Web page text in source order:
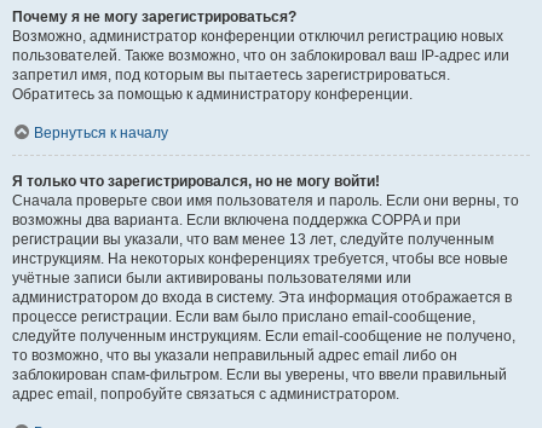
Почему я не могу зарегистрироваться?
Возможно, администратор конференции отключил регистрацию новых
пользователей. Также возможно, что он заблокировал ваш IP-адрес или
запретил имя, под которым вы пытаетесь зарегистрироваться.
Обратитесь за помощью к администратору конференции.
Вернуться к началу
Я только что зарегистрировался, но не могу войти!
Сначала проверьте свои имя пользователя и пароль. Если они верны, то
возможны два варианта. Если включена поддержка COPPA и при
регистрации вы указали, что вам менее 13 лет, следуйте полученным
инструкциям. На некоторых конференциях требуется, чтобы все новые
учётные записи были активированы пользователями или
администратором до входа в систему. Эта информация отображается в
процессе регистрации. Если вам было прислано email-сообщение,
следуйте полученным инструкциям. Если email-сообщение не получено,
то возможно, что вы указали неправильный адрес email либо он
заблокирован спам-фильтром. Если вы уверены, что ввели правильный
адрес email, попробуйте связаться с администратором.